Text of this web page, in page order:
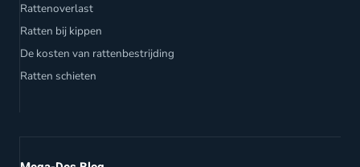
Rattenoverlast
Ratten bij kippen
De kosten van rattenbestrijding
Ratten schieten